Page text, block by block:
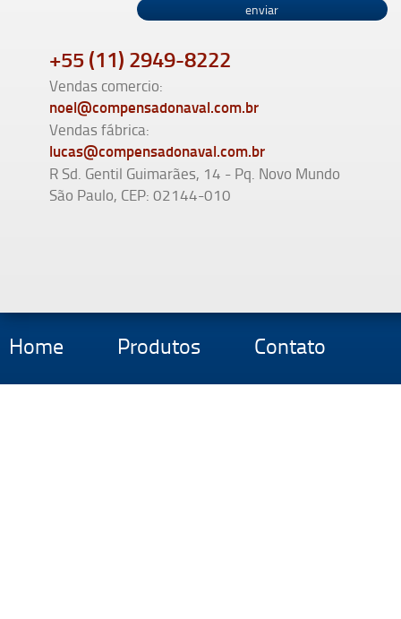
+55 (11) 2949-8222
Vendas comercio:
noel@compensadonaval.com.br
Vendas fábrica:
lucas@compensadonaval.com.br
R Sd. Gentil Guimarães, 14 - Pq. Novo Mundo
São Paulo, CEP: 02144-010
Home Produtos Contato